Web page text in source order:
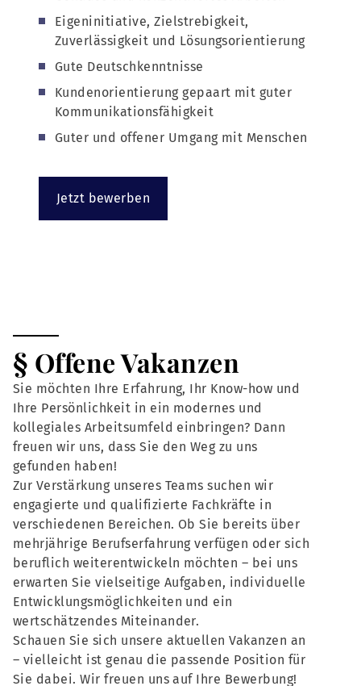
Eigeninitiative, Zielstrebigkeit,
Zuverlässigkeit und Lösungsorientierung
Gute Deutschkenntnisse
Kundenorientierung gepaart mit guter
Kommunikationsfähigkeit
Guter und offener Umgang mit Menschen
Jetzt bewerben
§ Offene Vakanzen
Sie möchten Ihre Erfahrung, Ihr Know-how und
Ihre Persönlichkeit in ein modernes und
kollegiales Arbeitsumfeld einbringen? Dann
freuen wir uns, dass Sie den Weg zu uns
gefunden haben!
Zur Verstärkung unseres Teams suchen wir
engagierte und qualifizierte Fachkräfte in
verschiedenen Bereichen. Ob Sie bereits über
mehrjährige Berufserfahrung verfügen oder sich
beruflich weiterentwickeln möchten – bei uns
erwarten Sie vielseitige Aufgaben, individuelle
Entwicklungsmöglichkeiten und ein
wertschätzendes Miteinander.
Schauen Sie sich unsere aktuellen Vakanzen an
– vielleicht ist genau die passende Position für
Sie dabei. Wir freuen uns auf Ihre Bewerbung!